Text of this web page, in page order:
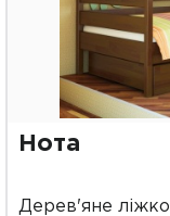
Нота
Дерев'яне ліжко